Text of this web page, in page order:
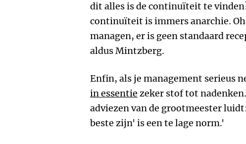
dit alles is de continuïteit te
continuïteit is immers anarchie.
managen, er is geen standaard
aldus Mintzberg.
Enfin, als je management serieus
in essentie zeker stof tot
adviezen van de grootmeester
beste zijn' is een te lage norm.'